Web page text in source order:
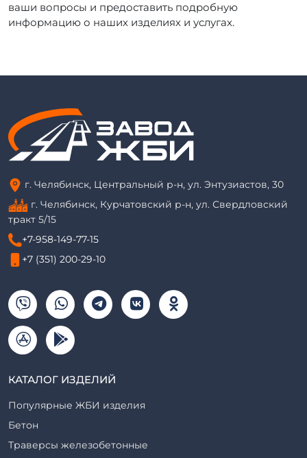
ваши вопросы и предоставить подробную
информацию о наших изделиях и услугах.
г. Челябинск, Центральный р-н, ул. Энтузиастов, 30
г. Челябинск, Курчатовский р-н, ул. Свердловский
тракт 5/15
+7-958-149-77-15
+7 (351) 200-29-10
КАТАЛОГ ИЗДЕЛИЙ
Популярные ЖБИ изделия
Бетон
Траверсы железобетонные